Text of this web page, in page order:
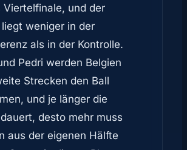
Viertelfinale, und der
liegt weniger in der
als in der Kontrolle.
Pedri werden Belgien
Strecken den Ball
und je länger die
desto mehr muss
aus der eigenen Hälfte